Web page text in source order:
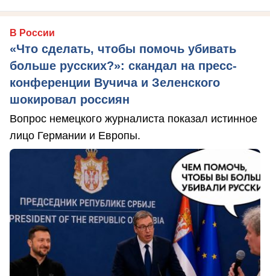
В России
«Что сделать, чтобы помочь убивать
больше русских?»: скандал на пресс-
конференции Вучича и Зеленского
шокировал россиян
Вопрос немецкого журналиста показал истинное
лицо Германии и Европы.